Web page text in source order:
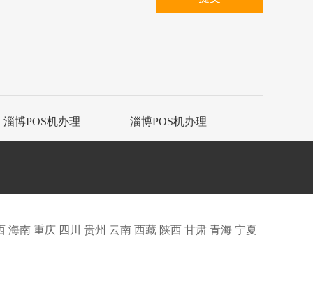
淄博POS机办理
淄博POS机办理
海南 重庆 四川 贵州 云南 西藏 陕西 甘肃 青海 宁夏